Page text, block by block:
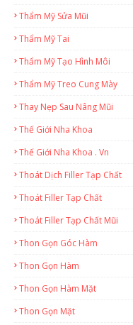
Thẩm Mỹ Sửa Mũi
Thẩm Mỹ Tai
Thẩm Mỹ Tạo Hình Môi
Thẩm Mỹ Treo Cung Mày
Thay Nẹp Sau Nâng Mũi
Thế Giới Nha Khoa
Thế Giới Nha Khoa . Vn
Thoát Dịch Filler Tạp Chất
Thoát Filler Tạp Chất
Thoát Filler Tạp Chất Mũi
Thon Gọn Góc Hàm
Thon Gọn Hàm
Thon Gọn Hàm Mặt
Thon Gọn Mặt